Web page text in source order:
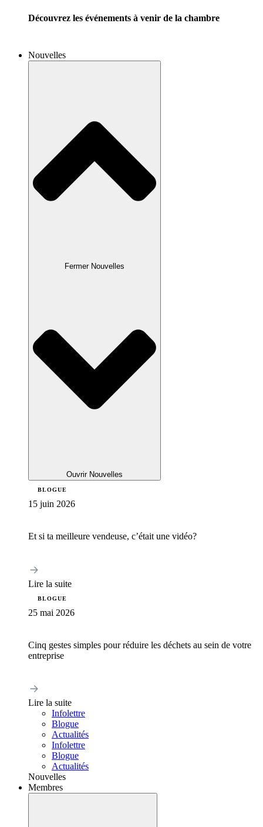
Découvrez les événements à venir de la chambre
Nouvelles
Fermer Nouvelles
Ouvrir Nouvelles
BLOGUE
15 juin 2026
Et si ta meilleure vendeuse, c’était une vidéo?
Lire la suite
BLOGUE
25 mai 2026
Cinq gestes simples pour réduire les déchets au sein de votre
entreprise
Lire la suite
Infolettre
Blogue
Actualités
Infolettre
Blogue
Actualités
Nouvelles
Membres